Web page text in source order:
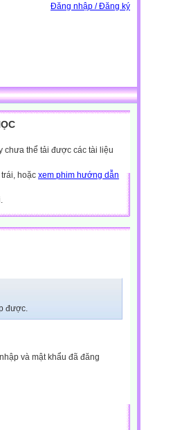
Đăng nhập / Đăng ký
chưa thể tải được các tài liệu
hoặc xem phim hướng dẫn
được.
và mật khẩu đã đăng